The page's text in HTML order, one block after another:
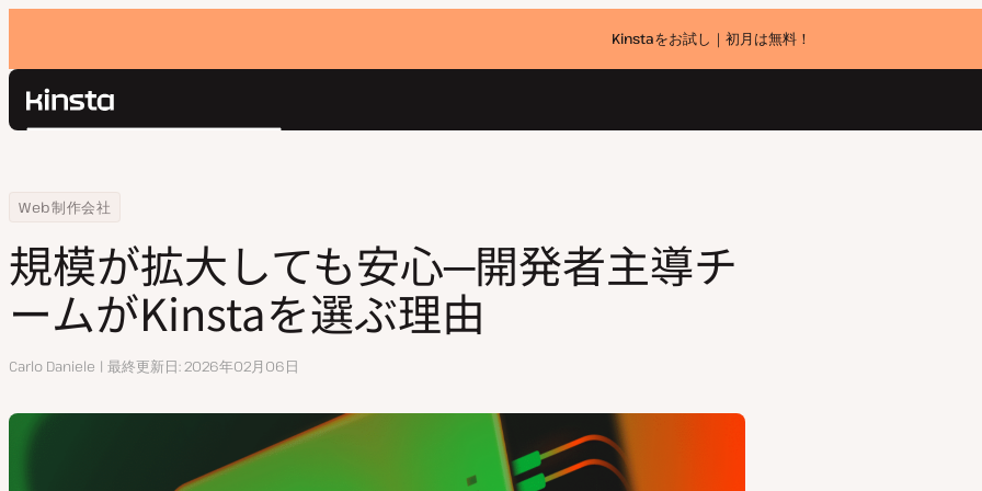
Kinstaをお試し｜初月は無料！
Kinsta®
価格設定
お問い合わせ
検
Home
リソースセンター
Web制作会社
規模が拡大しても安心─開発者主導チームがKinstaを選ぶ理由
規模が拡大しても安心─開発者主導チ
ームがKinstaを選ぶ理由
執
Carlo Daniele 最終更新日 2026年02月06日